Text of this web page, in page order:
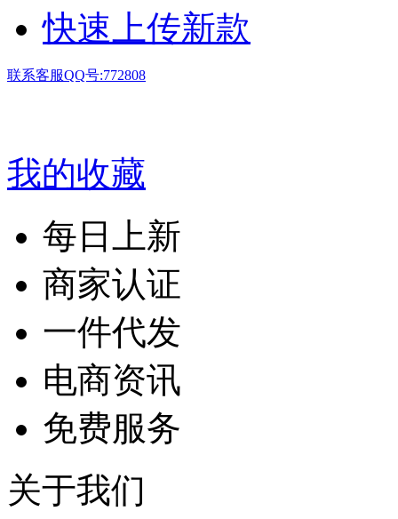
快速上传新款
联系客服QQ号:772808
我的收藏
每日上新
商家认证
一件代发
电商资讯
免费服务
关于我们